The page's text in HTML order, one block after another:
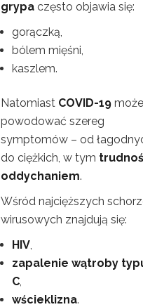
grypa często objawia się:
gorączką,
bólem mięśni,
kaszlem.
Natomiast COVID-19 może
powodować szereg
symptomów – od
do ciężkich, w tym
oddychaniem.
Wśród najcięższych
wirusowych znajdują się:
HIV
zapalenie wątroby
C
wścieklizna.